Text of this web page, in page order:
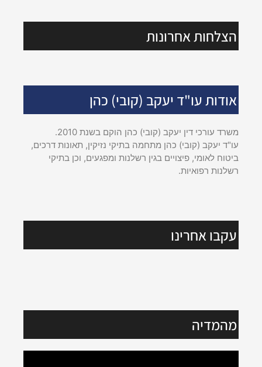
הצלחות אחרונות
אודות עו"ד יעקב (קובי) כהן
משרד עורכי דין יעקב (קובי) כהן הוקם בשנת 2010.
עו"ד יעקב (קובי) כהן מתחמה בתיקי נזיקין, תאונות דרכים,
ביטוח לאומי, פיצויים בגין רשלנות ומפגעים, וכן בתיקי
רשלנות רפואיות.
עקבו אחרינו
מהמדיה